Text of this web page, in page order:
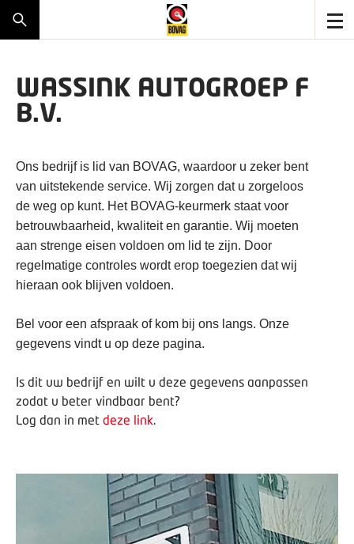
WASSINK AUTOGROEP F
B.V.
Ons bedrijf is lid van BOVAG, waardoor u zeker bent
van uitstekende service. Wij zorgen dat u zorgeloos
de weg op kunt. Het BOVAG-keurmerk staat voor
betrouwbaarheid, kwaliteit en garantie. Wij moeten
aan strenge eisen voldoen om lid te zijn. Door
regelmatige controles wordt erop toegezien dat wij
hieraan ook blijven voldoen.
Bel voor een afspraak of kom bij ons langs. Onze
gegevens vindt u op deze pagina.
Is dit uw bedrijf en wilt u deze gegevens aanpassen
zodat u beter vindbaar bent?
Log dan in met deze link.